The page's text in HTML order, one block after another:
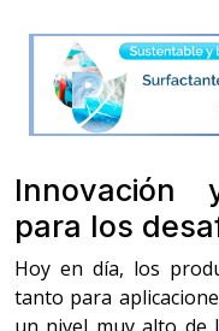
Innovación
para los
Hoy en día, los
tanto para